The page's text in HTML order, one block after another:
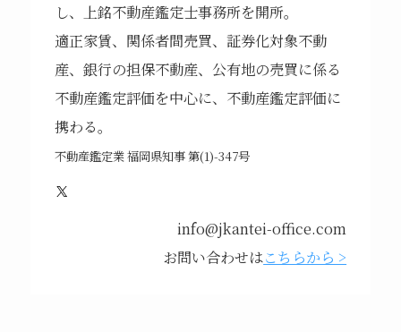
し、上銘不動産鑑定士事務所を開所。
適正家賃、関係者間売買、証券化対象不動
産、銀行の担保不動産、公有地の売買に係る
不動産鑑定評価を中心に、不動産鑑定評価に
携わる。
不動産鑑定業 福岡県知事 第(1)-347号
X
info@jkantei-office.com
お問い合わせはこちらから >